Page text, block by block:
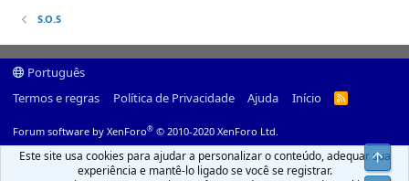
S.O.S
Português
Termos e regras
Política de Privacidade Ajuda Início
R
Forum software by XenForo® © 2010-2020 XenForo Ltd.
Este site usa cookies para ajudar a personalizar o conteúdo, adequar sua
experiência e mantê-lo ligado se você se registrar.
Top